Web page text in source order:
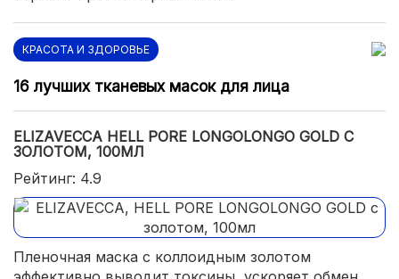
КРАСОТА И ЗДОРОВЬЕ
16 лучших тканевых масок для лица
ELIZAVECCA HELL PORE LONGOLONGO GOLD С
ЗОЛОТОМ, 100МЛ
Рейтинг: 4.9
Пленочная маска с коллоидным золотом